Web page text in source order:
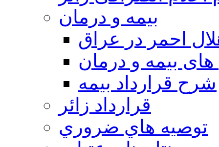
بيمه و درمان
احمر در عراق
بیمه و درمان
شرح قرارداد بیمه
قرارداد زائر
توصيه هاي ضروري